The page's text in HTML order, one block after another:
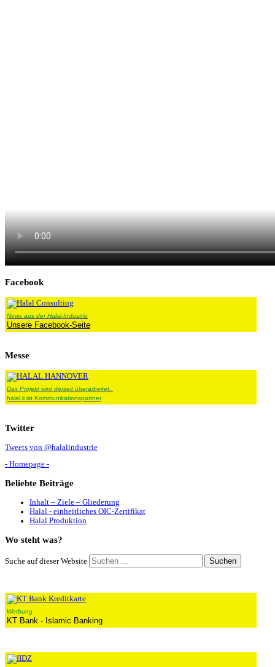
Facebook
News aus der Halal-Industrie
Unsere Facebook-Seite
Messe
Das Projekt wird derzeit überarbeitet..
halal.li ist Kommunikationspartner
Twitter
Tweets von @halalindustrie
- Homepage -
Beliebte Beiträge
Inhalt – Ziele – Gliederung
Halal - einheitliches OIC-Zertifikat
Halal Produktion
Wo steht was?
Suche auf dieser Website Suchen
Werbung
KT Bank - Islamic Banking